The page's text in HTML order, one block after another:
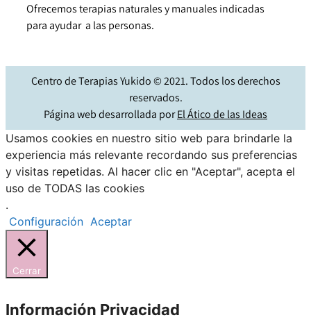
Ofrecemos terapias naturales y manuales indicadas
para ayudar a las personas.
Centro de Terapias Yukido © 2021. Todos los derechos
reservados.
Página web desarrollada porEl Ático de las Ideas
Usamos cookies en nuestro sitio web para brindarle la
experiencia más relevante recordando sus preferencias
y visitas repetidas. Al hacer clic en "Aceptar", acepta el
uso de TODAS las cookies
.
Configuración Aceptar
Cerrar
Información Privacidad